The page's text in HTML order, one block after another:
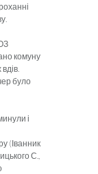
комуну
було
і
(Іванник
С.,